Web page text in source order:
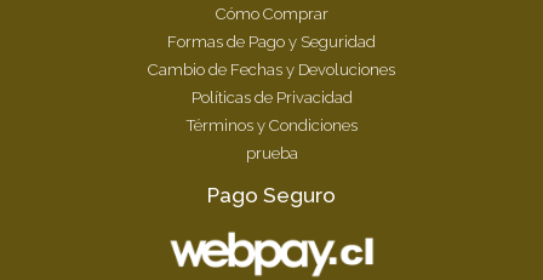
Cómo Comprar
Formas de Pago y Seguridad
Cambio de Fechas y Devoluciones
Políticas de Privacidad
Términos y Condiciones
prueba
Pago Seguro